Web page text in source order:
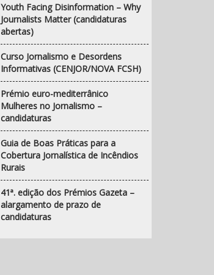
Youth Facing Disinformation – Why
Journalists Matter (candidaturas
abertas)
Curso Jornalismo e Desordens
Informativas (CENJOR/NOVA FCSH)
Prémio euro-mediterrânico
Mulheres no Jornalismo –
candidaturas
Guia de Boas Práticas para a
Cobertura Jornalística de Incêndios
Rurais
41ª. edição dos Prémios Gazeta –
alargamento de prazo de
candidaturas